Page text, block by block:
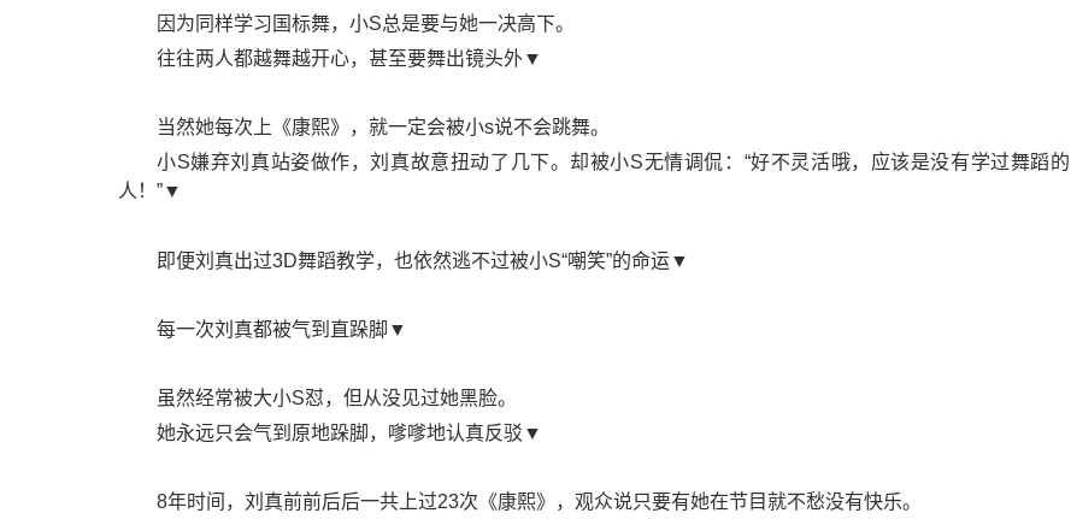
因为同样学习国标舞，小S总是要与她一决高下。
往往两人都越舞越开心，甚至要舞出镜头外▼
当然她每次上《康熙》，就一定会被小s说不会跳舞。
小S嫌弃刘真站姿做作，刘真故意扭动了几下。却被小S无情调侃：“好不灵活哦，应该是没有学过舞蹈的
人！”▼
即便刘真出过3D舞蹈教学，也依然逃不过被小S“嘲笑”的命运▼
每一次刘真都被气到直跺脚▼
虽然经常被大小S怼，但从没见过她黑脸。
她永远只会气到原地跺脚，嗲嗲地认真反驳▼
8年时间，刘真前前后后一共上过23次《康熙》，观众说只要有她在节目就不愁没有快乐。